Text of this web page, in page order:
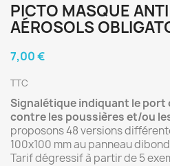
PICTO MASQUE
AÉROSOLS
7,00 €
TTC
Signalétique indiquant le
contre les poussières et/ou
proposons 48 versions
100x100 mm au panneau
Tarif dégressif à partir de 5